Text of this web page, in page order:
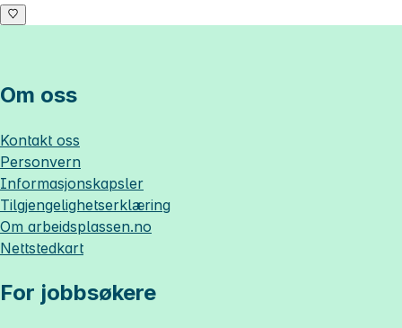
Om oss
Kontakt oss
Personvern
Informasjonskapsler
Tilgjengelighetserklæring
Om arbeidsplassen.no
Nettstedkart
For jobbsøkere